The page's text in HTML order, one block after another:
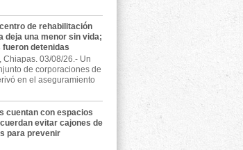
de rehabilitación
deja una menor sin vida;
fueron detenidas
03/08/26.- Un
de corporaciones de
en el aseguramiento
cuentan con espacios
evitar cajones de
para prevenir